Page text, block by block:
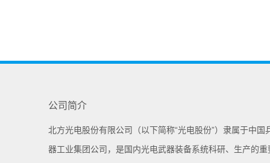
公司简介
北方光电股份有限公司（以下简称“光电股份”）隶属于中国
器工业集团公司，是国内光电武器装备系统科研、生产的重